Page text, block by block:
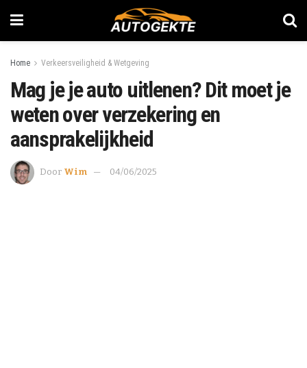
Home Verkeersveiligheid & Wetgeving
Mag je je auto uitlenen? Dit moet je
weten over verzekering en
aansprakelijkheid
Door Wim 04/06/2025